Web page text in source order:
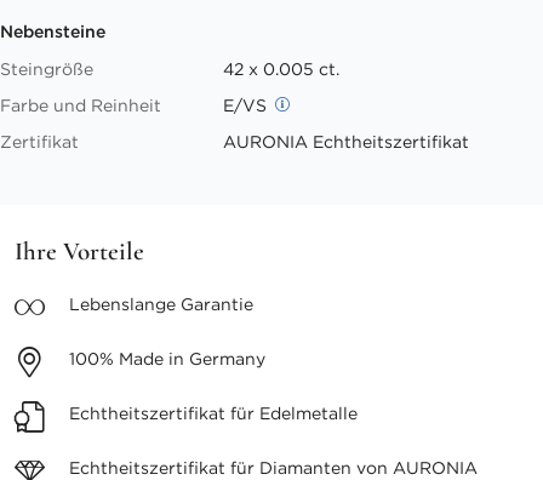
Nebensteine
Steingröße
42 x 0.005 ct.
Farbe und Reinheit
E/VS
Zertifikat
AURONIA Echtheitszertifikat
Ihre Vorteile
Lebenslange Garantie
100% Made in Germany
Echtheitszertifikat für Edelmetalle
Echtheitszertifikat für Diamanten von AURONIA